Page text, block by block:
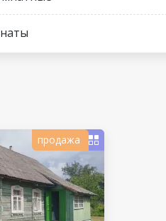
продажа